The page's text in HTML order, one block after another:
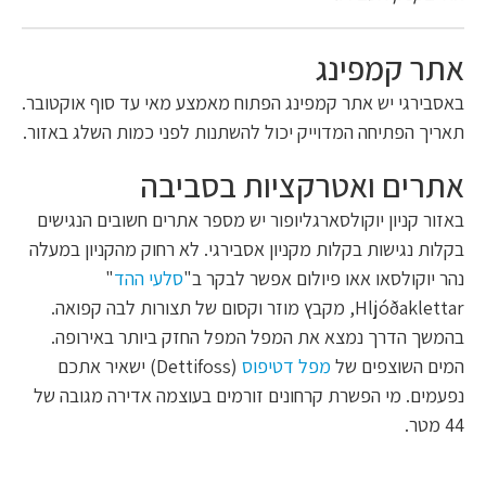
אתר קמפינג
באסבירגי יש אתר קמפינג הפתוח מאמצע מאי עד סוף אוקטובר.
תאריך הפתיחה המדוייק יכול להשתנות לפני כמות השלג באזור.
אתרים ואטרקציות בסביבה
באזור קניון יוקולסארגליופור יש מספר אתרים חשובים הנגישים
בקלות נגישות בקלות מקניון אסבירגי. לא רחוק מהקניון במעלה
נהר יוקולסאו אאו פיולום אפשר לבקר ב"סלעי ההד"
Hljóðaklettar, מקבץ מוזר וקסום של תצורות לבה קפואה.
בהמשך הדרך נמצא את המפל המפל החזק ביותר באירופה.
המים השוצפים שלמפל דטיפוס
(Dettifoss) ישאיר אתכם
נפעמים. מי הפשרת קרחונים זורמים בעוצמה אדירה מגובה של
44 מטר.